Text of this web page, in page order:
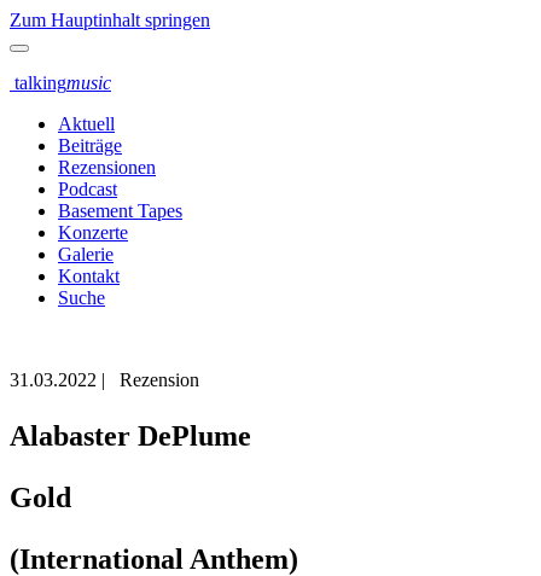
Zum Hauptinhalt springen
talkingmusic
Aktuell
Beiträge
Rezensionen
Podcast
Basement Tapes
Konzerte
Galerie
Kontakt
Suche
31.03.2022 | Rezension
Alabaster DePlume
Gold
(International Anthem)